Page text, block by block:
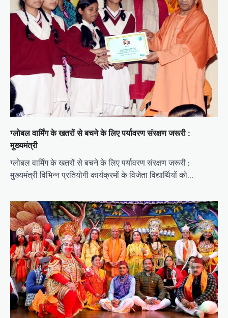
ग्लोबल वार्मिंग के खतरों से बचने के लिए पर्यावरण संरक्षण जरूरी :
मुख्यमंत्री
ग्लोबल वार्मिंग के खतरों से बचने के लिए पर्यावरण संरक्षण जरूरी :
मुख्यमंत्री विभिन्न प्रतियोगी कार्यक्रमों के विजेता विद्यार्थियों को…